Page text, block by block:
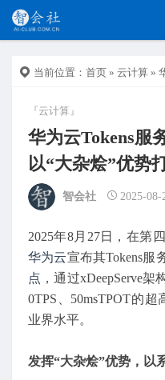
当前位置： 首页 » 云计算 » 华
『云计算』
华为云Tokens服
以“大杂烩”优势
智会社 2025-08-
2025年8月27日，在第
华为云宣布其Tokens服
点 ，通过xDeepServe
0TPS、50msTPOT的
业界水平。
发挥“大杂烩”优势，以